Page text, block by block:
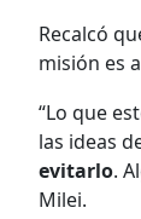
Recalcó
misión es
“Lo que
las ideas
evitarlo.
Milei.